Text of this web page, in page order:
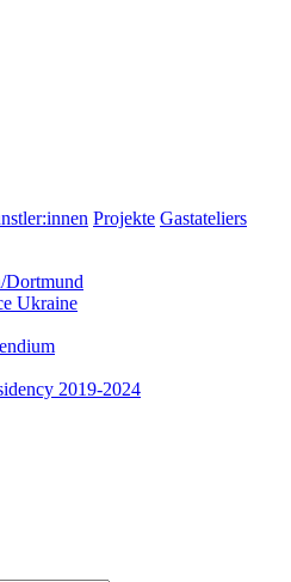
Projekte Gastateliers
Dortmund
Ukraine
2019-2024